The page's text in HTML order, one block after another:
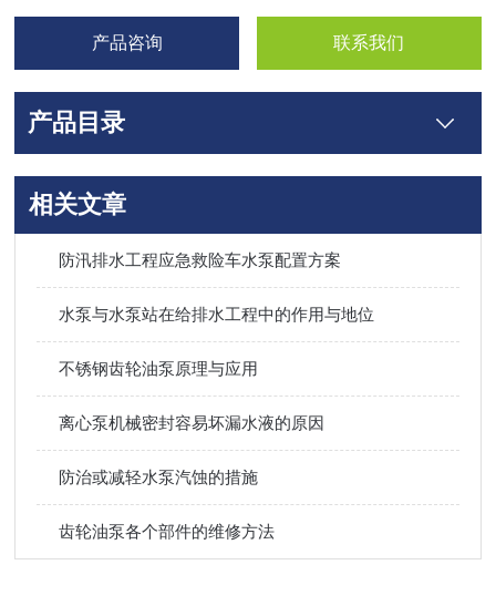
产品咨询 联系我们
产品目录
相关文章
防汛排水工程应急救险车水泵配置方案
水泵与水泵站在给排水工程中的作用与地位
不锈钢齿轮油泵原理与应用
离心泵机械密封容易坏漏水液的原因
防治或减轻水泵汽蚀的措施
齿轮油泵各个部件的维修方法